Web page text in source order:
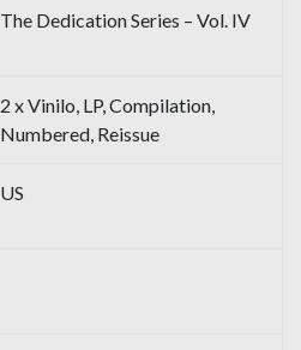
The Dedication Series – Vol. IV
2 x Vinilo, LP, Compilation,
Numbered, Reissue
US